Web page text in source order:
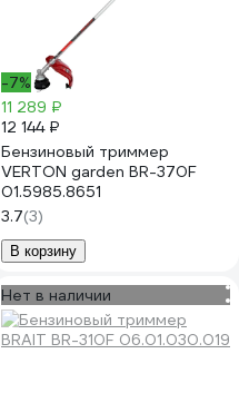
-7%
11 289 ₽
12 144 ₽
Бензиновый триммер
VERTON garden BR-370F
01.5985.8651
3.7(3)
В корзину
Нет в наличии